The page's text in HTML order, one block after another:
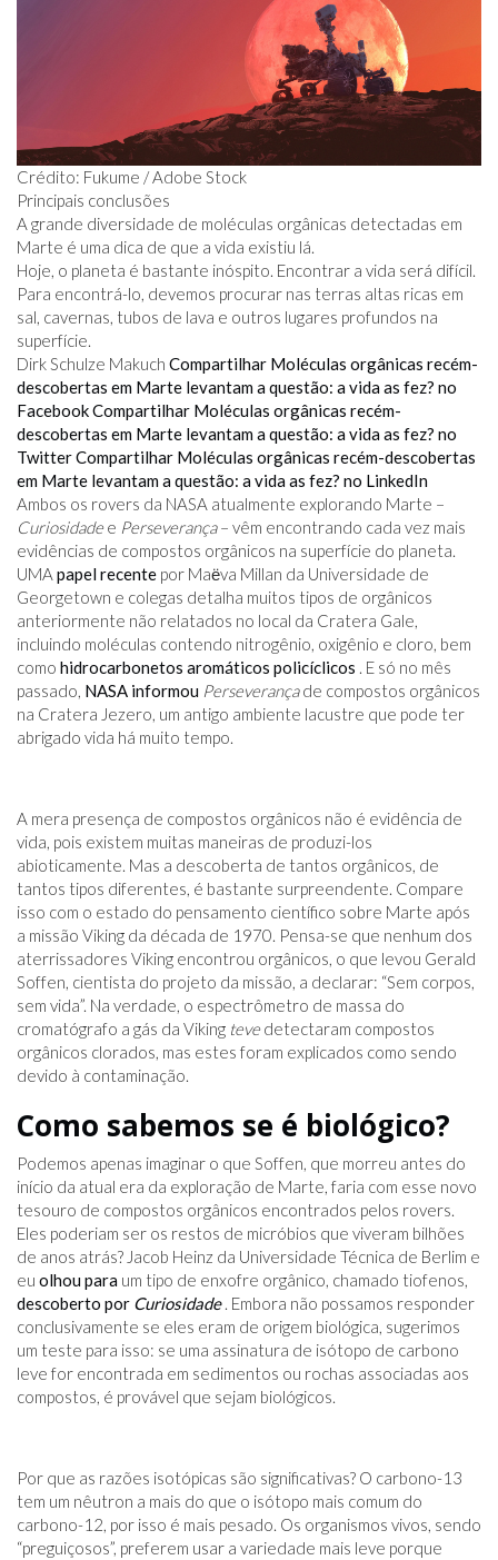
Crédito: Fukume / Adobe Stock
Principais conclusões
A grande diversidade de moléculas orgânicas detectadas em
Marte é uma dica de que a vida existiu lá.
Hoje, o planeta é bastante inóspito. Encontrar a vida será difícil.
Para encontrá-lo, devemos procurar nas terras altas ricas em
sal, cavernas, tubos de lava e outros lugares profundos na
superfície.
Dirk Schulze Makuch Compartilhar Moléculas orgânicas recém-
descobertas em Marte levantam a questão: a vida as fez? no
FacebookCompartilhar Moléculas orgânicas recém-
descobertas em Marte levantam a questão: a vida as fez? no
TwitterCompartilhar Moléculas orgânicas recém-descobertas
em Marte levantam a questão: a vida as fez? no LinkedIn
Ambos os rovers da NASA atualmente explorando Marte –
Curiosidadee Perseverança– vêm encontrando cada vez mais
evidências de compostos orgânicos na superfície do planeta.
UMA papel recente por Maёva Millan da Universidade de
Georgetown e colegas detalha muitos tipos de orgânicos
anteriormente não relatados no local da Cratera Gale,
incluindo moléculas contendo nitrogênio, oxigênio e cloro, bem
como hidrocarbonetos aromáticos policíclicos . E só no mês
passado, NASA informou Perseverançade compostos orgânicos
na Cratera Jezero, um antigo ambiente lacustre que pode ter
abrigado vida há muito tempo.
A mera presença de compostos orgânicos não é evidência de
vida, pois existem muitas maneiras de produzi-los
abioticamente. Mas a descoberta de tantos orgânicos, de
tantos tipos diferentes, é bastante surpreendente. Compare
isso com o estado do pensamento científico sobre Marte após
a missão Viking da década de 1970. Pensa-se que nenhum dos
aterrissadores Viking encontrou orgânicos, o que levou Gerald
Soffen, cientista do projeto da missão, a declarar: “Sem corpos,
sem vida”. Na verdade, o espectrômetro de massa do
cromatógrafo a gás da Viking tevedetectaram compostos
orgânicos clorados, mas estes foram explicados como sendo
devido à contaminação.
Como sabemos se é biológico?
Podemos apenas imaginar o que Soffen, que morreu antes do
início da atual era da exploração de Marte, faria com esse novo
tesouro de compostos orgânicos encontrados pelos rovers.
Eles poderiam ser os restos de micróbios que viveram bilhões
de anos atrás? Jacob Heinz da Universidade Técnica de Berlim e
eu olhou para um tipo de enxofre orgânico, chamado tiofenos,
descoberto por Curiosidade . Embora não possamos responder
conclusivamente se eles eram de origem biológica, sugerimos
um teste para isso: se uma assinatura de isótopo de carbono
leve for encontrada em sedimentos ou rochas associadas aos
compostos, é provável que sejam biológicos.
Por que as razões isotópicas são significativas? O carbono-13
tem um nêutron a mais do que o isótopo mais comum do
carbono-12, por isso é mais pesado. Os organismos vivos, sendo
“preguiçosos”, preferem usar a variedade mais leve porque